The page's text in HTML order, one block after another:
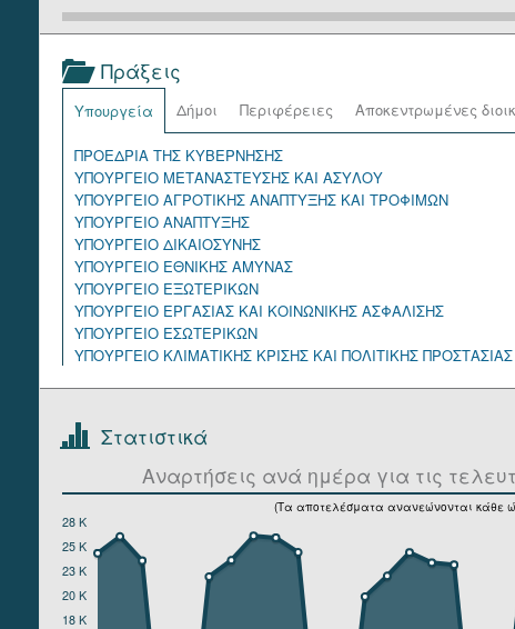
Πράξεις
Υπουργεία Δήμοι Περιφέρειες Αποκεντρωμένες
ΠΡΟΕΔΡΙΑ ΤΗΣ ΚΥΒΕΡΝΗΣΗΣ
ΥΠΟΥΡΓΕΙΟ ΜΕΤΑΝΑΣΤΕΥΣΗΣ ΚΑΙ ΑΣΥΛΟΥ
ΥΠΟΥΡΓΕΙΟ ΑΓΡΟΤΙΚΗΣ ΑΝΑΠΤΥΞΗΣ ΚΑΙ ΤΡΟΦΙΜΩΝ
ΥΠΟΥΡΓΕΙΟ ΑΝΑΠΤΥΞΗΣ
ΥΠΟΥΡΓΕΙΟ ΔΙΚΑΙΟΣΥΝΗΣ
ΥΠΟΥΡΓΕΙΟ ΕΘΝΙΚΗΣ ΑΜΥΝΑΣ
ΥΠΟΥΡΓΕΙΟ ΕΞΩΤΕΡΙΚΩΝ
ΥΠΟΥΡΓΕΙΟ ΕΡΓΑΣΙΑΣ ΚΑΙ ΚΟΙΝΩΝΙΚΗΣ ΑΣΦΑΛΙΣΗΣ
ΥΠΟΥΡΓΕΙΟ ΕΣΩΤΕΡΙΚΩΝ
ΥΠΟΥΡΓΕΙΟ ΚΛΙΜΑΤΙΚΗΣ ΚΡΙΣΗΣ ΚΑΙ ΠΟΛΙΤΙΚΗΣ ΠΡΟΣΤΑΣΙΑΣ
ΥΠΟΥΡΓΕΙΟ ΟΙΚΟΝΟΜΙΚΩΝ
ΥΠΟΥΡΓΕΙΟ ΠΑΙΔΕΙΑΣ, ΘΡΗΣΚΕΥΜΑΤΩΝ ΚΑΙ ΑΘΛΗΤΙΣΜΟΥ
ΥΠΟΥΡΓΕΙΟ ΠΕΡΙΒΑΛΛΟΝΤΟΣ ΚΑΙ ΕΝΕΡΓΕΙΑΣ
ΥΠΟΥΡΓΕΙΟ ΠΟΛΙΤΙΣΜΟΥ
ΥΠΟΥΡΓΕΙΟ ΠΡΟΣΤΑΣΙΑΣ ΤΟΥ ΠΟΛΙΤΗ
ΥΠΟΥΡΓΕΙΟ ΤΟΥΡΙΣΜΟΥ
ΥΠΟΥΡΓΕΙΟ ΥΓΕΙΑΣ ΚΑΙ ΚΟΙΝΩΝΙΚΩΝ ΑΣΦΑΛΙΣΕΩΝ
ΥΠΟΥΡΓΕΙΟ ΥΠΟΔΟΜΩΝ ΚΑΙ ΜΕΤΑΦΟΡΩΝ
ΥΠΟΥΡΓΕΙΟ ΨΗΦΙΑΚΗΣ ΔΙΑΚΥΒΕΡΝΗΣΗΣ
Στατιστικά
Αναρτήσεις ανά ημέρα για τις
(Τα αποτελέσματα ανανεώνονται κάθε
18 K
20 K
23 K
25 K
28 K